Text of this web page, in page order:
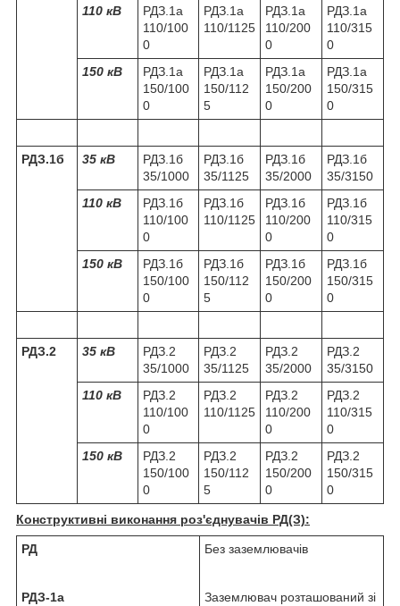
110 кВ
РДЗ.1а
110/100
0
РДЗ.1а
110/1125
РДЗ.1а
110/200
0
РДЗ.1а
110/315
0
150 кВ
РДЗ.1а
150/100
0
РДЗ.1а
150/112
5
РДЗ.1а
150/200
0
РДЗ.1а
150/315
0
РДЗ.1б 35 кВ
РДЗ.1б
35/1000
РДЗ.1б
35/1125
РДЗ.1б
35/2000
РДЗ.1б
35/3150
110 кВ
РДЗ.1б
110/100
0
РДЗ.1б
110/1125
РДЗ.1б
110/200
0
РДЗ.1б
110/315
0
150 кВ
РДЗ.1б
150/100
0
РДЗ.1б
150/112
5
РДЗ.1б
150/200
0
РДЗ.1б
150/315
0
РДЗ.2 35 кВ
РДЗ.2
35/1000
РДЗ.2
35/1125
РДЗ.2
35/2000
РДЗ.2
35/3150
110 кВ
РДЗ.2
110/100
0
РДЗ.2
110/1125
РДЗ.2
110/200
0
РДЗ.2
110/315
0
150 кВ
РДЗ.2
150/100
0
РДЗ.2
150/112
5
РДЗ.2
150/200
0
РДЗ.2
150/315
0
Конструктивні виконання роз'єднувачів РД(З):
РД
РДЗ-1а
Без заземлювачів
Заземлювач розташований зі